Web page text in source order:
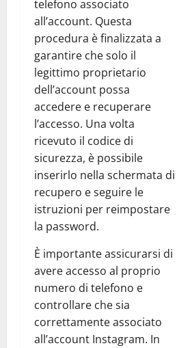
telefono associato
all’account. Questa
procedura è finalizzata a
garantire che solo il
legittimo proprietario
dell’account possa
accedere e recuperare
l’accesso. Una volta
ricevuto il codice di
sicurezza, è possibile
inserirlo nella schermata di
recupero e seguire le
istruzioni per reimpostare
la password.
È importante assicurarsi di
avere accesso al proprio
numero di telefono e
controllare che sia
correttamente associato
all’account Instagram. In